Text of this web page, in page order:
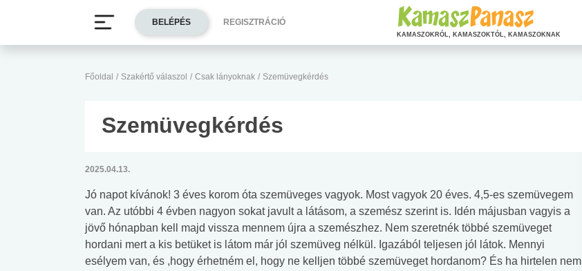
Főoldal / Szakértő válaszol / Csak lányoknak / Szemüvegkérdés
Szemüvegkérdés
2025.04.13.
Jó napot kívánok! 3 éves korom óta szemüveges vagyok. Most vagyok 20 éves. 4,5-es szemüvegem
van. Az utóbbi 4 évben nagyon sokat javult a látásom, a szemész szerint is. Idén májusban vagyis a
jövő hónapban kell majd vissza mennem újra a szemészhez. Nem szeretnék többé szemüveget
hordani mert a kis betüket is látom már jól szemüveg nélkül. Igazából teljesen jól látok. Mennyi
esélyem van, és ,hogy érhetném el, hogy ne kelljen többé szemüveget hordanom? És ha hirtelen nem
BELÉPÉS REGISZTRÁCIÓ
KAMASZOKRÓL, KAMASZOKTÓL, KAMASZOKNAK